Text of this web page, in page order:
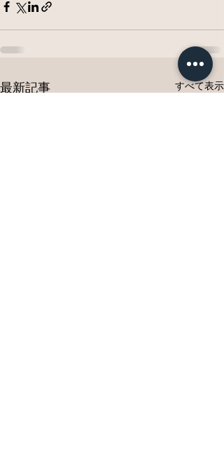
最新記事 すべて表示